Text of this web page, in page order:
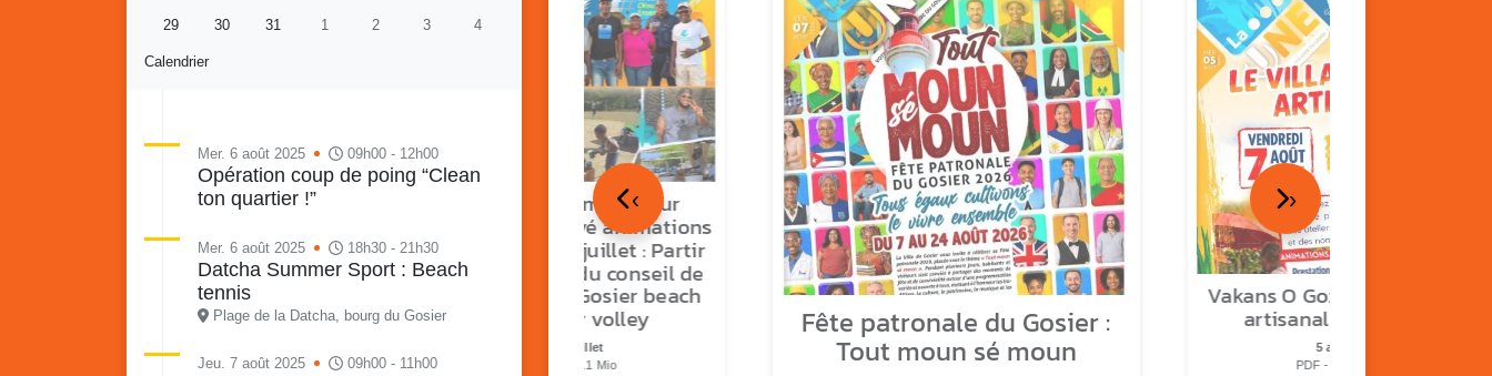
Calendrier
29 30 31 1 2 3 4
Mer. 6 août 2025 09h00 - 12h00
Opération coup de poing “Clean
ton quartier !”
Mer. 6 août 2025 18h30 - 21h30
Datcha Summer Sport : Beach
tennis
Plage de la Datcha, bourg du Gosier
Jeu. 7 août 2025 09h00 - 11h00
Vakans o Gozyé : Gosier
Lanta
PDF - 1.6 Mio
Retour en images sur
Vakans O Gozyé animations
du samedi 18 juillet : Partir
en livre, fête du conseil de
quartier n°3, Gosier beach
summer volley
23 juillet
PDF - 5.1 Mio
Fête patronale du Gosier :
Tout moun sé moun
Vakans O Gozyé : le village
artisanal du Gosier
5 août
PDF - 1.2 Mio
‹ ›